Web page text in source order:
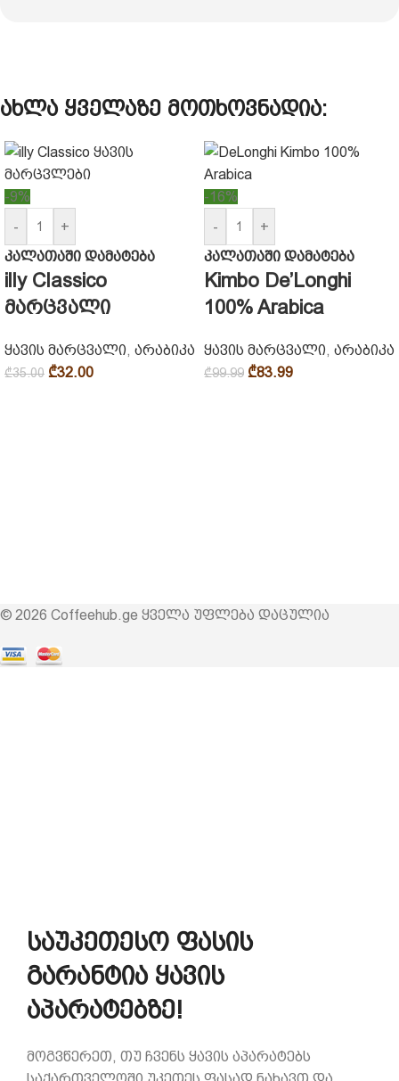
ახლა ყველაზე მოთხოვნადია:
-9%
-
+
კალათაში დამატება
illy Classico
მარცვალი
ყავის მარცვალი, არაბიკა
₾35.00 ₾32.00
-16%
-
+
კალათაში დამატება
Kimbo De’Longhi
100% Arabica
ყავის მარცვალი, არაბიკა
₾99.99 ₾83.99
© 2026 Coffeehub.ge ყველა უფლება დაცულია
საუკეთესო ფასის
გარანტია ყავის
აპარატებზე!
მოგვწერეთ, თუ ჩვენს ყავის აპარატებს